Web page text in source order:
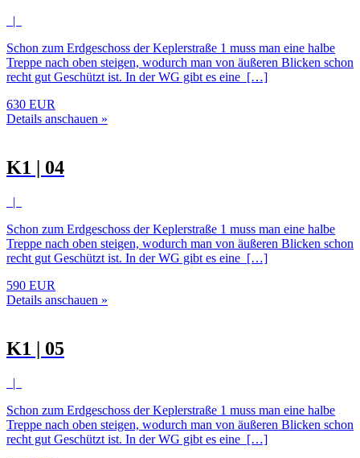
|
Schon zum Erdgeschoss der Keplerstraße 1 muss man eine halbe
Treppe nach oben steigen, wodurch man von äußeren Blicken schon
recht gut Geschützt ist. In der WG gibt es eine […]
630 EUR
Details anschauen »
K1 | 04
|
Schon zum Erdgeschoss der Keplerstraße 1 muss man eine halbe
Treppe nach oben steigen, wodurch man von äußeren Blicken schon
recht gut Geschützt ist. In der WG gibt es eine […]
590 EUR
Details anschauen »
K1 | 05
|
Schon zum Erdgeschoss der Keplerstraße 1 muss man eine halbe
Treppe nach oben steigen, wodurch man von äußeren Blicken schon
recht gut Geschützt ist. In der WG gibt es eine […]